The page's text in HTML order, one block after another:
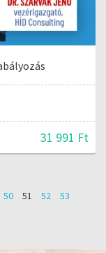
31 991 Ft
50 51 52
53